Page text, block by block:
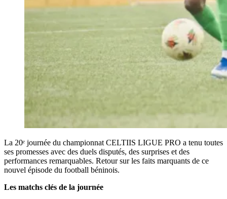
La 20ᵉ journée du championnat CELTIIS LIGUE PRO a tenu toutes
ses promesses avec des duels disputés, des surprises et des
performances remarquables. Retour sur les faits marquants de ce
nouvel épisode du football béninois.
Les matchs clés de la journée